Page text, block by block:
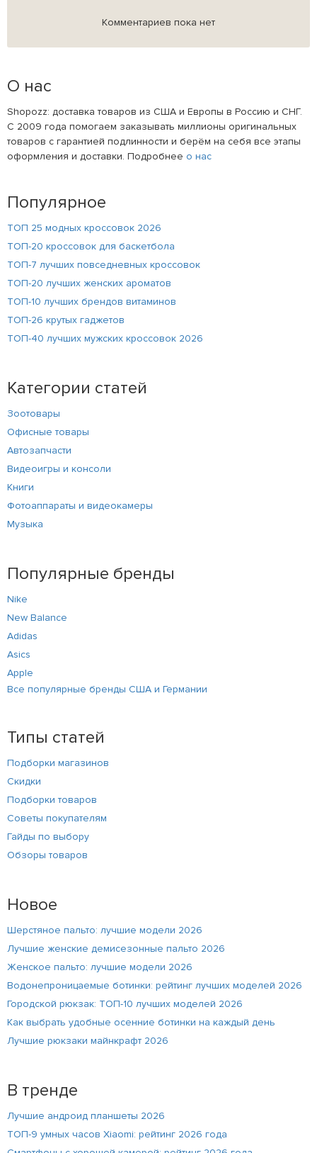
Комментариев пока нет
О нас
Shopozz: доставка товаров из США и Европы в Россию и СНГ.
С 2009 года помогаем заказывать миллионы оригинальных
товаров с гарантией подлинности и берём на себя все этапы
оформления и доставки. Подробнее о нас
Популярное
ТОП 25 модных кроссовок 2026
ТОП-20 кроссовок для баскетбола
ТОП-7 лучших повседневных кроссовок
ТОП-20 лучших женских ароматов
ТОП-10 лучших брендов витаминов
ТОП-26 крутых гаджетов
ТОП-40 лучших мужских кроссовок 2026
Категории статей
Зоотовары
Офисные товары
Автозапчасти
Видеоигры и консоли
Книги
Фотоаппараты и видеокамеры
Музыка
Популярные бренды
Nike
New Balance
Adidas
Asics
Apple
Все популярные бренды США и Германии
Типы статей
Подборки магазинов
Скидки
Подборки товаров
Советы покупателям
Гайды по выбору
Обзоры товаров
Новое
Шерстяное пальто: лучшие модели 2026
Лучшие женские демисезонные пальто 2026
Женское пальто: лучшие модели 2026
Водонепроницаемые ботинки: рейтинг лучших моделей 2026
Городской рюкзак: ТОП-10 лучших моделей 2026
Как выбрать удобные осенние ботинки на каждый день
Лучшие рюкзаки майнкрафт 2026
В тренде
Лучшие андроид планшеты 2026
ТОП-9 умных часов Xiaomi: рейтинг 2026 года